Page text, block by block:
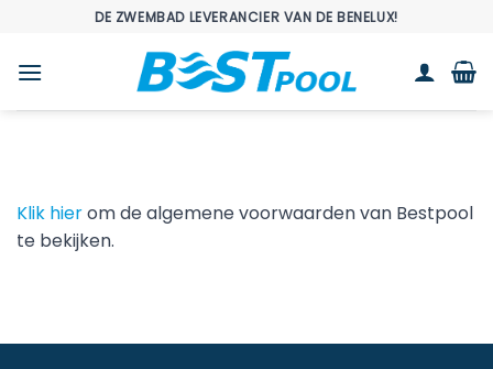
inhoud
DE ZWEMBAD LEVERANCIER VAN DE BENELUX!
Klik hierom de algemene voorwaarden van Bestpool
te bekijken.